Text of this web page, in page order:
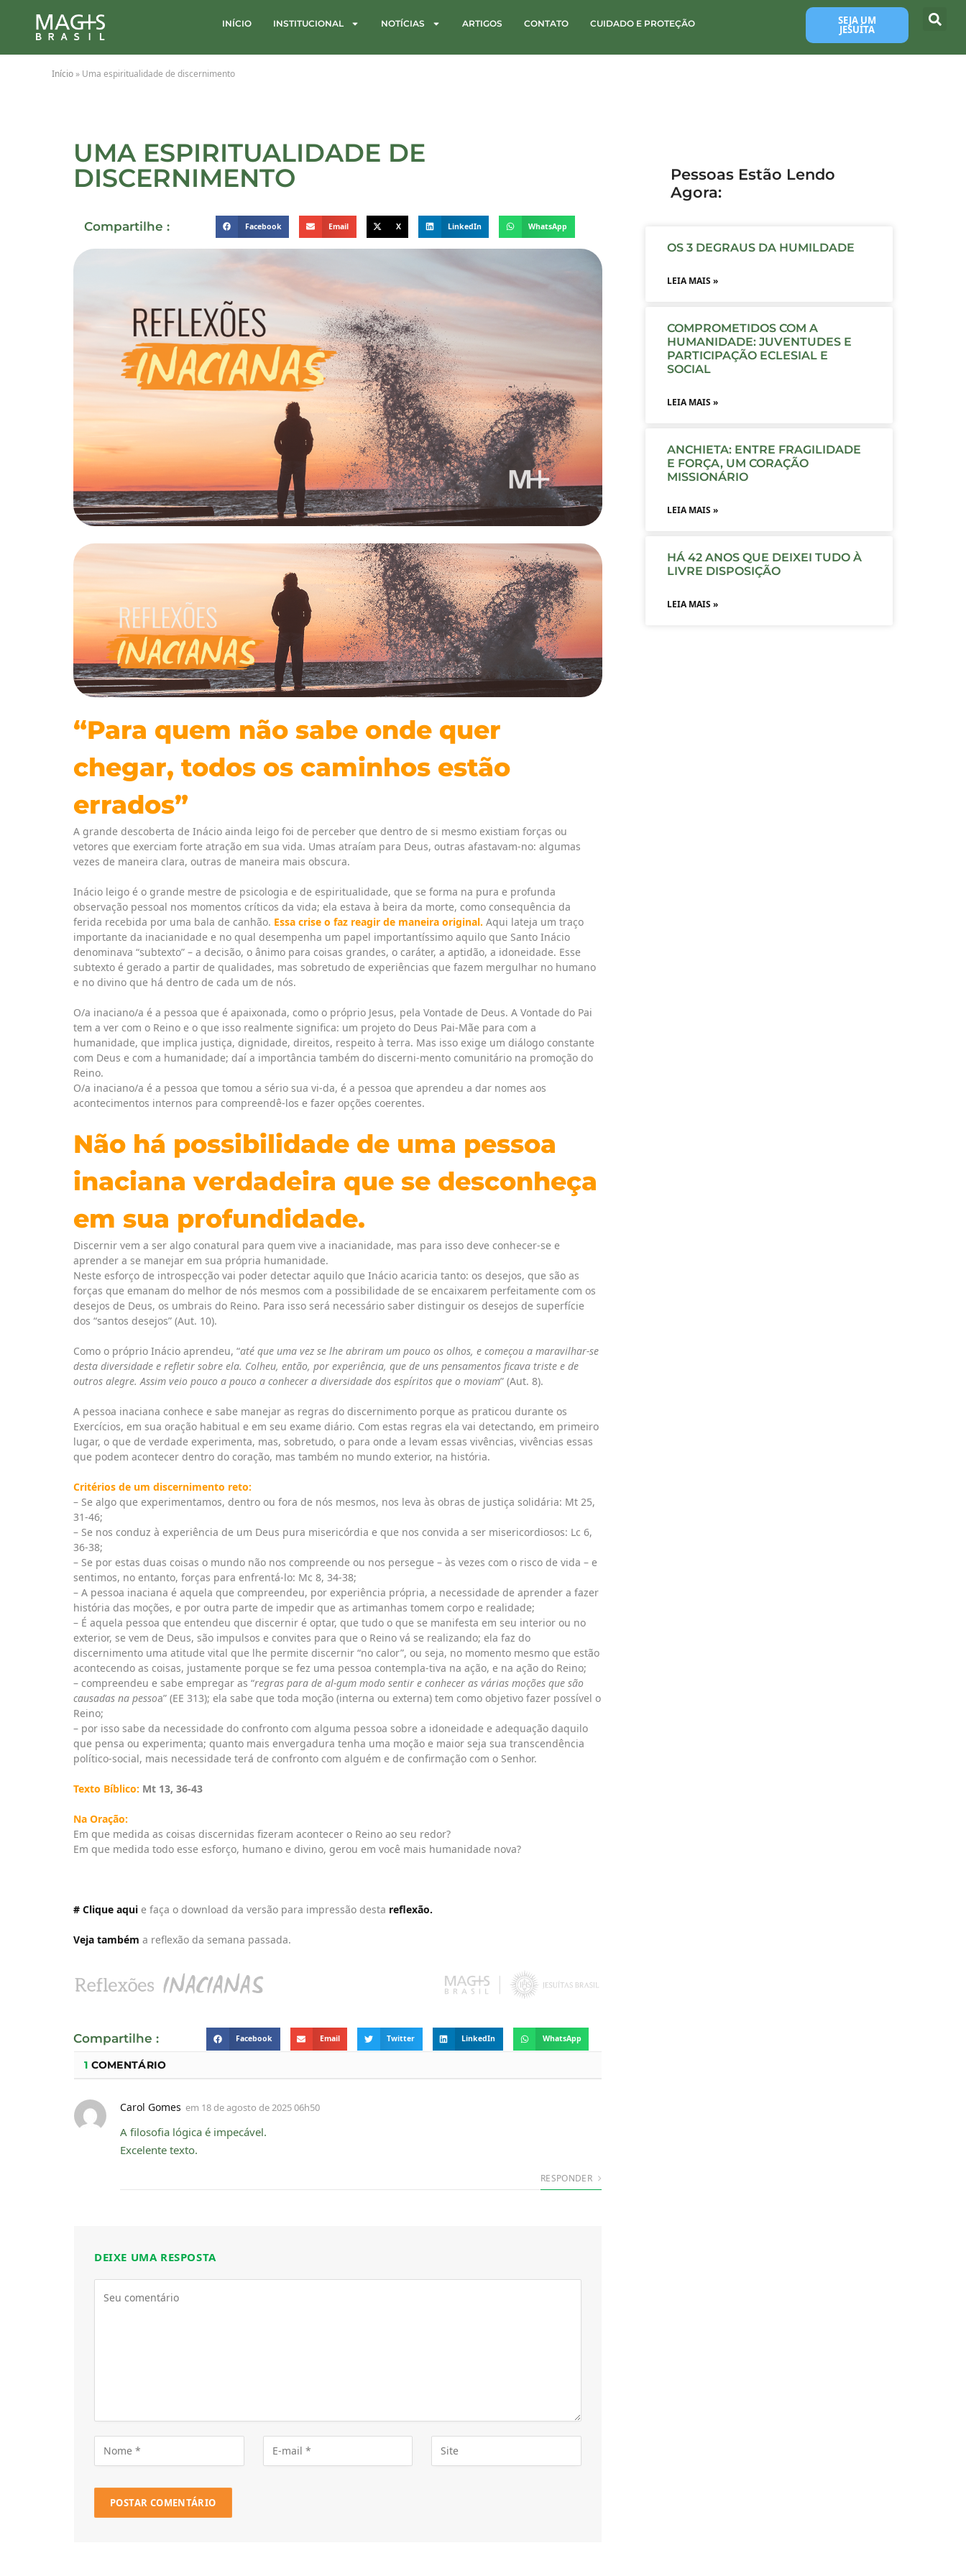
INÍCIO INSTITUCIONAL NOTÍCIAS ARTIGOS CONTATO CUIDADO E PROTEÇÃO SEJA UM
JESUÍTA
Início » Uma espiritualidade de discernimento
UMA ESPIRITUALIDADE DE
DISCERNIMENTO
Compartilhe : Facebook Email X LinkedIn WhatsApp
“Para quem não sabe onde quer
chegar, todos os caminhos estão
errados”
A grande descoberta de Inácio ainda leigo foi de perceber que dentro de si mesmo existiam forças ou
vetores que exerciam forte atração em sua vida. Umas atraíam para Deus, outras afastavam-no: algumas
vezes de maneira clara, outras de maneira mais obscura.
Inácio leigo é o grande mestre de psicologia e de espiritualidade, que se forma na pura e profunda
observação pessoal nos momentos críticos da vida; ela estava à beira da morte, como consequência da
ferida recebida por uma bala de canhão. Essa crise o faz reagir de maneira original. Aqui lateja um traço
importante da inacianidade e no qual desempenha um papel importantíssimo aquilo que Santo Inácio
denominava “subtexto” – a decisão, o ânimo para coisas grandes, o caráter, a aptidão, a idoneidade. Esse
subtexto é gerado a partir de qualidades, mas sobretudo de experiências que fazem mergulhar no humano
e no divino que há dentro de cada um de nós.
O/a inaciano/a é a pessoa que é apaixonada, como o próprio Jesus, pela Vontade de Deus. A Vontade do Pai
tem a ver com o Reino e o que isso realmente significa: um projeto do Deus Pai-Mãe para com a
humanidade, que implica justiça, dignidade, direitos, respeito à terra. Mas isso exige um diálogo constante
com Deus e com a humanidade; daí a importância também do discerni-mento comunitário na promoção do
Reino.
O/a inaciano/a é a pessoa que tomou a sério sua vi-da, é a pessoa que aprendeu a dar nomes aos
acontecimentos internos para compreendê-los e fazer opções coerentes.
Não há possibilidade de uma pessoa
inaciana verdadeira que se desconheça
em sua profundidade.
Discernir vem a ser algo conatural para quem vive a inacianidade, mas para isso deve conhecer-se e
aprender a se manejar em sua própria humanidade.
Neste esforço de introspecção vai poder detectar aquilo que Inácio acaricia tanto: os desejos, que são as
forças que emanam do melhor de nós mesmos com a possibilidade de se encaixarem perfeitamente com os
desejos de Deus, os umbrais do Reino. Para isso será necessário saber distinguir os desejos de superfície
dos “santos desejos” (Aut. 10).
Como o próprio Inácio aprendeu, “até que uma vez se lhe abriram um pouco os olhos, e começou a maravilhar-se
desta diversidade e refletir sobre ela. Colheu, então, por experiência, que de uns pensamentos ficava triste e de
outros alegre. Assim veio pouco a pouco a conhecer a diversidade dos espíritos que o moviam” (Aut. 8).
A pessoa inaciana conhece e sabe manejar as regras do discernimento porque as praticou durante os
Exercícios, em sua oração habitual e em seu exame diário. Com estas regras ela vai detectando, em primeiro
lugar, o que de verdade experimenta, mas, sobretudo, o para onde a levam essas vivências, vivências essas
que podem acontecer dentro do coração, mas também no mundo exterior, na história.
Critérios de um discernimento reto:
– Se algo que experimentamos, dentro ou fora de nós mesmos, nos leva às obras de justiça solidária: Mt 25,
31-46;
– Se nos conduz à experiência de um Deus pura misericórdia e que nos convida a ser misericordiosos: Lc 6,
36-38;
– Se por estas duas coisas o mundo não nos compreende ou nos persegue – às vezes com o risco de vida – e
sentimos, no entanto, forças para enfrentá-lo: Mc 8, 34-38;
– A pessoa inaciana é aquela que compreendeu, por experiência própria, a necessidade de aprender a fazer
história das moções, e por outra parte de impedir que as artimanhas tomem corpo e realidade;
– É aquela pessoa que entendeu que discernir é optar, que tudo o que se manifesta em seu interior ou no
exterior, se vem de Deus, são impulsos e convites para que o Reino vá se realizando; ela faz do
discernimento uma atitude vital que lhe permite discernir “no calor”, ou seja, no momento mesmo que estão
acontecendo as coisas, justamente porque se fez uma pessoa contempla-tiva na ação, e na ação do Reino;
– compreendeu e sabe empregar as “regras para de al-gum modo sentir e conhecer as várias moções que são
causadas na pessoa” (EE 313); ela sabe que toda moção (interna ou externa) tem como objetivo fazer possível o
Reino;
– por isso sabe da necessidade do confronto com alguma pessoa sobre a idoneidade e adequação daquilo
que pensa ou experimenta; quanto mais envergadura tenha uma moção e maior seja sua transcendência
político-social, mais necessidade terá de confronto com alguém e de confirmação com o Senhor.
Texto Bíblico: Mt 13, 36-43
Na Oração:
Em que medida as coisas discernidas fizeram acontecer o Reino ao seu redor?
Em que medida todo esse esforço, humano e divino, gerou em você mais humanidade nova?
# Clique aqui e faça o download da versão para impressão desta reflexão.
Veja também a reflexão da semana passada.
Compartilhe : Facebook Email Twitter LinkedIn WhatsApp
1 COMENTÁRIO
Carol Gomes em 18 de agosto de 2025 06h50
A filosofia lógica é impecável.
Excelente texto.
RESPONDER
DEIXE UMA RESPOSTA
Pessoas Estão Lendo
Agora:
OS 3 DEGRAUS DA HUMILDADE
LEIA MAIS »
COMPROMETIDOS COM A
HUMANIDADE: JUVENTUDES E
PARTICIPAÇÃO ECLESIAL E
SOCIAL
LEIA MAIS »
ANCHIETA: ENTRE FRAGILIDADE
E FORÇA, UM CORAÇÃO
MISSIONÁRIO
LEIA MAIS »
HÁ 42 ANOS QUE DEIXEI TUDO À
LIVRE DISPOSIÇÃO
LEIA MAIS »